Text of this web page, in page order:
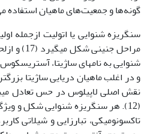
گونه‌­ها و جمعیت‌­های ماهیان استفاده
سنگریزه شنوایی یا اتولیت
شنوایی به نام­های ساژیتا،